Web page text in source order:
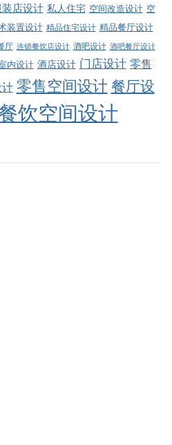
装店设计 私人住宅 空间改造设计 空
装置设计 精品住宅设计 精品餐厅设计
厅 连锁餐饮店设计 酒吧设计 酒吧餐厅设计
内设计 酒店设计 门店设计 零售
计 零售空间设计 餐厅设
饮空间设计